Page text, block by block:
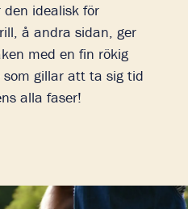
idealisk för
å andra sidan, ger
med en fin rökig
gillar att ta sig tid
alla faser!